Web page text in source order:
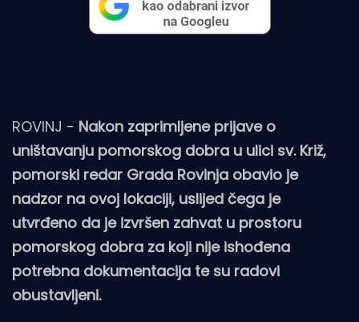
ROVINJ - Nakon zaprimljene prijave o
uništavanju pomorskog dobra u ulici sv. Križ,
pomorski redar Grada Rovinja obavio je
nadzor na ovoj lokaciji, uslijed čega je
utvrđeno da je izvršen zahvat u prostoru
pomorskog dobra za koji nije ishođena
potrebna dokumentacija te su radovi
obustavljeni.